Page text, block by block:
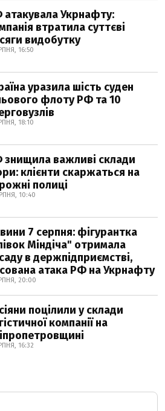
Укрнафту:
втратила суттєві
видобутку
16:50
уразила шість суден
флоту РФ та 10
18:10
знищила важливі склади
клієнти скаржаться на
полиці
10:40
7 серпня: фігурантка
Міндіча" отримала
в держпідприємстві,
атака РФ на Укрнафту
20:00
поцілили у склади
компанії на
16:32